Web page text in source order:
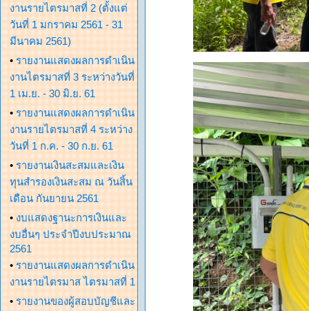
งานรายไตรมาสที่ 2 (ตั้งแต่
วันที่ 1 มกราคม 2561 - 31
มีนาคม 2561)
• รายงานแสดงผลการดำเนิน
งานไตรมาสที่ 3 ระหว่างวันที่
1 เม.ย. - 30 มิ.ย. 61
• รายงานแสดงผลการดำเนิน
งานรายไตรมาสที่ 4 ระหว่าง
วันที่ 1 ก.ค. - 30 ก.ย. 61
• รายงานเงินสะสมและเงิน
ทุนสำรองเงินสะสม ณ วันสิ้น
เดือน กันยายน 2561
• งบแสดงฐานะการเงินและ
งบอื่นๆ ประจำปีงบประมาณ
2561
• รายงานแสดงผลการดำเนิน
งานรายไตรมาส ไตรมาสที่ 1
• รายงานของผู้สอบบัญชีและ